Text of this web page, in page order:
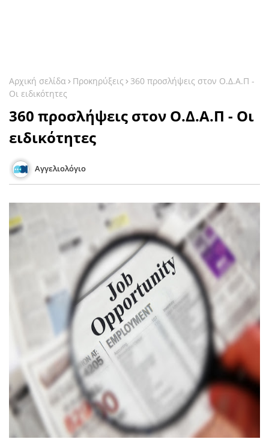
Αρχική σελίδα Προκηρύξεις
360 προσλήψεις στον Ο.Δ.Α.Π -
Οι ειδικότητες
360 προσλήψεις στον Ο.Δ.Α.Π - Οι
ειδικότητες
Αγγελιολόγιο